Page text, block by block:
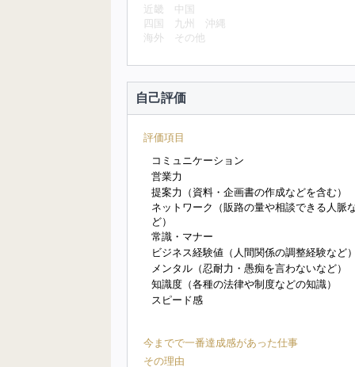
近畿
中国
四国
九州
沖縄
海外
その他
自己評価
評価項目
コミュニケーション
営業力
提案力（資料・企画書の作成などを含む）
ネットワーク（販路の量や相談できる人脈
ど）
常識・マナー
ビジネス経験値（人間関係の調整経験など
メンタル（忍耐力・愚痴を言わないなど）
知識度（各種の法律や制度などの知識）
スピード感
今までで一番達成感があった仕事
その理由